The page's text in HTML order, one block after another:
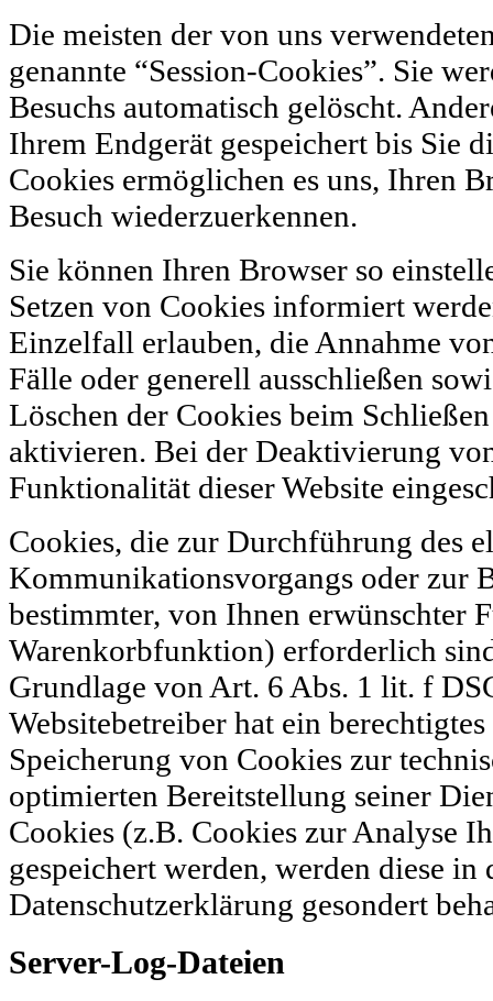
Die meisten der von uns
genannte “Session-Cookies”. Sie
Besuchs automatisch gelöscht.
Ihrem Endgerät gespeichert bis Sie
Cookies ermöglichen es uns, Ihren
Besuch wiederzuerkennen.
Sie können Ihren Browser so
Setzen von Cookies informiert
Einzelfall erlauben, die Annahme
Fälle oder generell ausschließen
Löschen der Cookies beim
aktivieren. Bei der Deaktivierung
Funktionalität dieser Website
Cookies, die zur Durchführung des
Kommunikationsvorgangs oder zur
bestimmter, von Ihnen erwünschter
Warenkorbfunktion) erforderlich
Grundlage von Art. 6 Abs. 1 lit. f
Websitebetreiber hat ein berechtigtes
Speicherung von Cookies zur
optimierten Bereitstellung seiner
Cookies (z.B. Cookies zur Analyse
gespeichert werden, werden diese in
Datenschutzerklärung gesondert
Server-Log-Dateien